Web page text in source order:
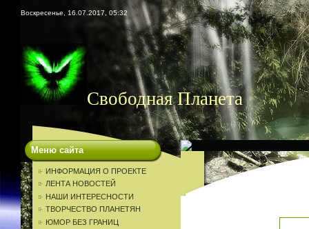
Воскресенье, 16.07.2017, 05:32
Свободная Планета
Меню сайта
ИНФОРМАЦИЯ О ПРОЕКТЕ
ЛЕНТА НОВОСТЕЙ
НАШИ ИНТЕРЕСНОСТИ
ТВОРЧЕСТВО ПЛАНЕТЯН
ЮМОР БЕЗ ГРАНИЦ